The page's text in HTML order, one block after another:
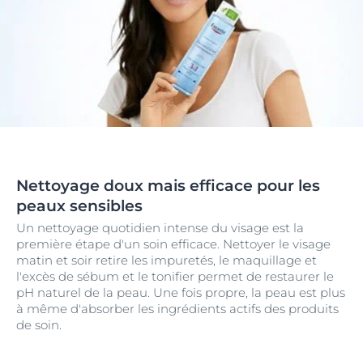
Nettoyage doux mais efficace pour les
peaux sensibles
Un nettoyage quotidien intense du visage est la
première étape d'un soin efficace. Nettoyer le visage
matin et soir retire les impuretés, le maquillage et
l'excès de sébum et le tonifier permet de restaurer le
pH naturel de la peau. Une fois propre, la peau est plus
à même d'absorber les ingrédients actifs des produits
de soin.